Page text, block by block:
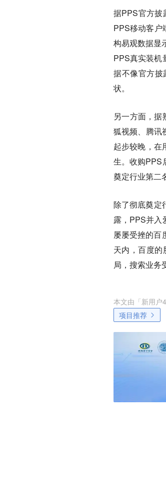
据PPS官方披
PPS移动客户
构易观数据显
PPS真实装机
据不像官方
状。
另一方面，
狐视频、腾讯
起步较晚，在
生。收购PPS
奠定行业第二
除了彻底奠定
露，PPS并入
屡屡受挫的百
天内，百度
局，搜索业务
本文由「新用户
项目推荐